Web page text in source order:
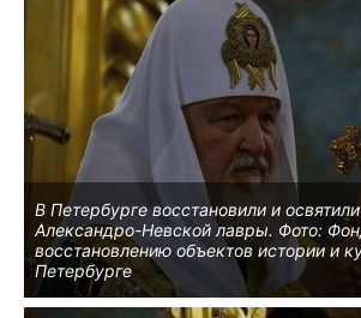
В Петербурге восстановили и
Александро-Невской лавры. Фото:
восстановлению объектов истории и
Петербурге